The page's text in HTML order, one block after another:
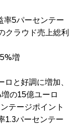
率5パーセンテー
クラウド売上総利
増
ロと好調に増加、
の15億ユーロ
テージポイント
1.3パーセンテー